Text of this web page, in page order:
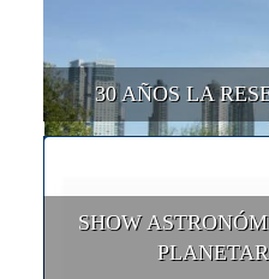
30 AÑOS LA
SHOW